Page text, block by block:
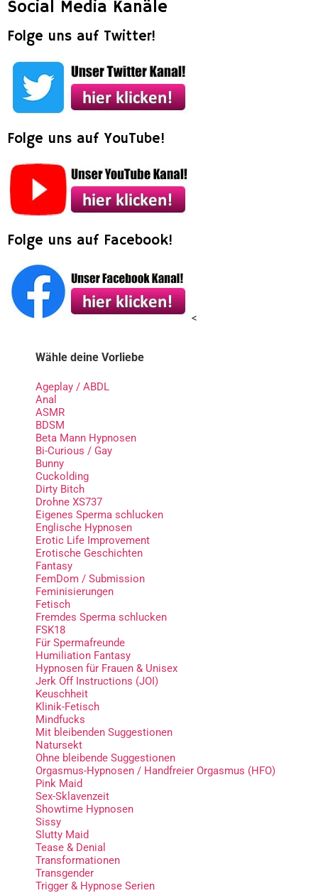
Social Media Kanäle
Folge uns auf Twitter!
Folge uns auf YouTube!
Folge uns auf Facebook!
<
Wähle deine Vorliebe
Ageplay / ABDL
Anal
ASMR
BDSM
Beta Mann Hypnosen
Bi-Curious / Gay
Bunny
Cuckolding
Dirty Bitch
Drohne XS737
Eigenes Sperma schlucken
Englische Hypnosen
Erotic Life Improvement
Erotische Geschichten
Fantasy
FemDom / Submission
Feminisierungen
Fetisch
Fremdes Sperma schlucken
FSK18
Für Spermafreunde
Humiliation Fantasy
Hypnosen für Frauen & Unisex
Jerk Off Instructions (JOI)
Keuschheit
Klinik-Fetisch
Mindfucks
Mit bleibenden Suggestionen
Natursekt
Ohne bleibende Suggestionen
Orgasmus-Hypnosen / Handfreier Orgasmus (HFO)
Pink Maid
Sex-Sklavenzeit
Showtime Hypnosen
Sissy
Slutty Maid
Tease & Denial
Transformationen
Transgender
Trigger & Hypnose Serien